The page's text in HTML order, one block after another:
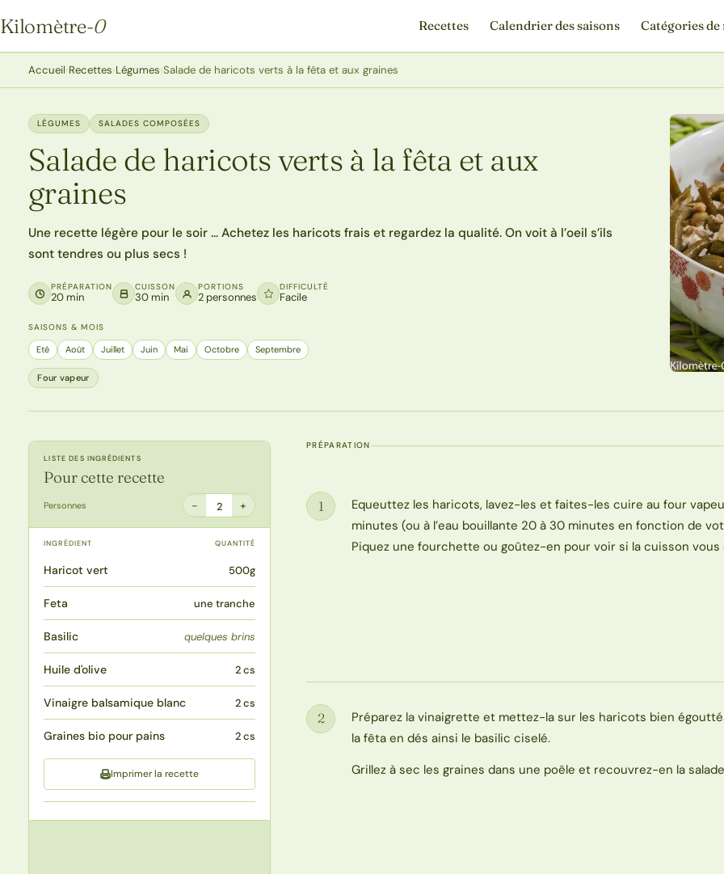
Kilomètre-0
Kilomètre-0
Recettes Calendrier des saisons Catégories
Accueil›Recettes›Légumes›Salade de haricots verts à la fêta et aux graines
LÉGUMES SALADES COMPOSÉES
Salade de haricots verts à la fêta et aux
graines
Une recette légère pour le soir … Achetez les haricots frais et regardez la qualité. On voit à l’oeil s’ils
sont tendres ou plus secs !
PRÉPARATION
20 min
CUISSON
30 min
PORTIONS
2 personnes
DIFFICULTÉ
Facile
SAISONS & MOIS
Eté Août Juillet Juin Mai Octobre Septembre
Four vapeur
LISTE DES INGRÉDIENTS
Pour cette recette
Personnes − 2 +
INGRÉDIENT QUANTITÉ
Haricot vert 500g
Feta une tranche
Basilic quelques brins
Huile d'olive 2 cs
Vinaigre balsamique blanc 2 cs
Graines bio pour pains 2 cs
Imprimer la recette
PRÉPARATION
Étape
1
Equeuttez les haricots, lavez-les et faites-les cuire au four
minutes (ou à l’eau bouillante 20 à 30 minutes en fonction de
Piquez une fourchette ou goûtez-en pour voir si la cuisson
Étape
2
Préparez la vinaigrette et mettez-la sur les haricots bien
la fêta en dés ainsi le basilic ciselé.
Grillez à sec les graines dans une poêle et recouvrez-en la